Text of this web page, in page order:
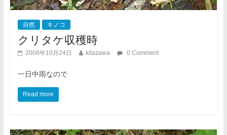
自然 キノコ
クリタケ収穫時
2008年10月24日 kitazawa 0 Comment
一日中雨なので
Read more